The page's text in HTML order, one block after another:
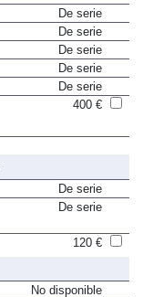
De serie
De serie
De serie
De serie
De serie
De serie